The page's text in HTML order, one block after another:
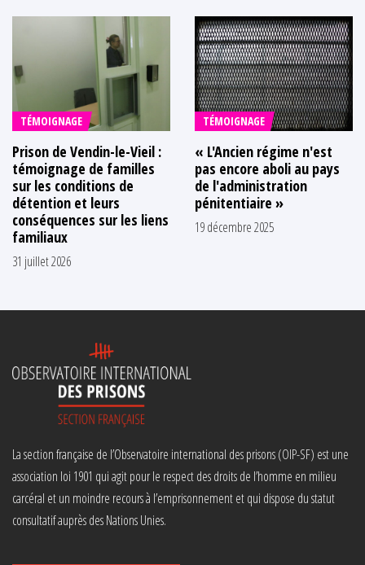
TÉMOIGNAGE
Prison de Vendin-le-Vieil :
témoignage de familles
sur les conditions de
détention et leurs
conséquences sur les liens
familiaux
31 juillet 2026
TÉMOIGNAGE
« L'Ancien régime n'est
pas encore aboli au pays
de l'administration
pénitentiaire »
19 décembre 2025
La section française de l’Observatoire international des prisons (OIP-SF) est une
association loi 1901 qui agit pour le respect des droits de l’homme en milieu
carcéral et un moindre recours à l’emprisonnement et qui dispose du statut
consultatif auprès des Nations Unies.